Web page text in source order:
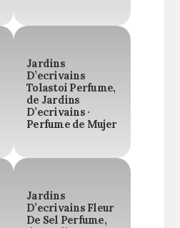
Jardins
D’ecrivains
Tolastoi Perfume,
de Jardins
D’ecrivains ·
Perfume de Mujer
Jardins
D’ecrivains Fleur
De Sel Perfume,